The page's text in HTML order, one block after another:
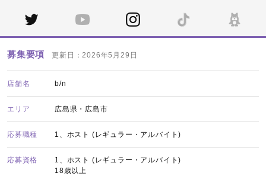
募集要項 更新日：2026年5月29日
店舗名 b/n
エリア 広島県・広島市
応募職種 1、ホスト (レギュラー・アルバイト)
応募資格
1、ホスト (レギュラー・アルバイト)
18歳以上